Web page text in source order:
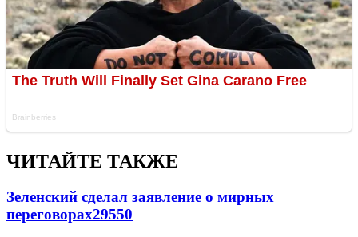
ЧИТАЙТЕ ТАКЖЕ
Зеленский сделал заявление о мирных
переговорах29550